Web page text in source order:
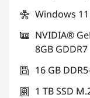
Windows
NVIDIA®
8GB GDDR7
16 GB
1 TB SSD